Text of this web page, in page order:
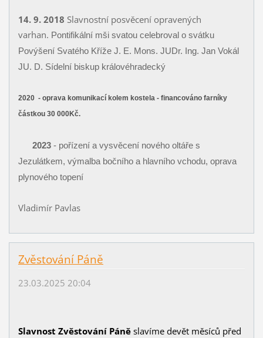
14. 9. 2018 Slavnostní posvěcení opravených
varhan. Pontifikální mši svatou celebroval o svátku
Povýšení Svatého Kříže J. E. Mons. JUDr. Ing. Jan Vokál
JU. D. Sídelní biskup královéhradecký
2020- oprava komunikací kolem kostela - financováno farníky
částkou 30 000Kč.
2023- pořízení a vysvěcení nového oltáře s
Jezulátkem, výmalba bočního a hlavního vchodu, oprava
plynového topení
Vladimír Pavlas
Zvěstování Páně
23.03.2025 20:04
Slavnost Zvěstování Páně slavíme devět měsíců před